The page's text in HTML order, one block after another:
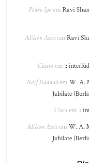
Pedro Ipêem Ravi
Adilson Assisem Ravi
Cássioem .:
Raif Haddadem W. A.
Jubilate
Ciscoem .:
Adilson Assisem W. A.
Jubilate